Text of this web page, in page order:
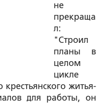
не
прекраща
л:
"Строил
планы в
целом
цикле
житья-
для работы, он